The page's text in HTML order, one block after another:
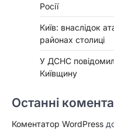
Росії
Київ: внаслідок
районах столиці
У ДСНС
Київщину
Останні
Коментатор WordPress